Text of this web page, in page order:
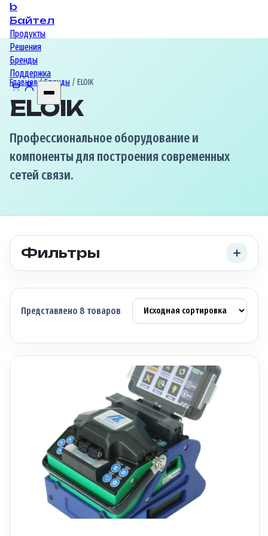
b
Байтел
Продукты
Решения
Бренды
Поддержка
Главная/Бренды / ELOIK
ELOIK
Профессиональное оборудование и
компоненты для построения современных
сетей связи.
Фильтры
Представлено 8 товаров